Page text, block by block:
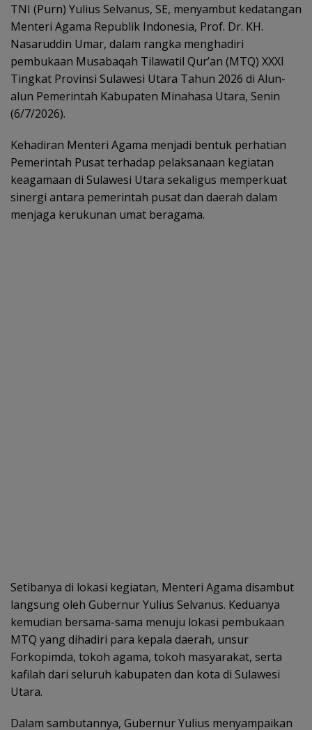
TNI (Purn) Yulius Selvanus, SE, menyambut kedatangan
Menteri Agama Republik Indonesia, Prof. Dr. KH.
Nasaruddin Umar, dalam rangka menghadiri
pembukaan Musabaqah Tilawatil Qur’an (MTQ) XXXI
Tingkat Provinsi Sulawesi Utara Tahun 2026 di Alun-
alun Pemerintah Kabupaten Minahasa Utara, Senin
(6/7/2026).
Kehadiran Menteri Agama menjadi bentuk perhatian
Pemerintah Pusat terhadap pelaksanaan kegiatan
keagamaan di Sulawesi Utara sekaligus memperkuat
sinergi antara pemerintah pusat dan daerah dalam
menjaga kerukunan umat beragama.
Setibanya di lokasi kegiatan, Menteri Agama disambut
langsung oleh Gubernur Yulius Selvanus. Keduanya
kemudian bersama-sama menuju lokasi pembukaan
MTQ yang dihadiri para kepala daerah, unsur
Forkopimda, tokoh agama, tokoh masyarakat, serta
kafilah dari seluruh kabupaten dan kota di Sulawesi
Utara.
Dalam sambutannya, Gubernur Yulius menyampaikan